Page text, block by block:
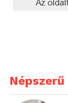
Népszerű